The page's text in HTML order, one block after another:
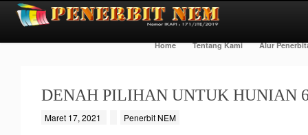
Home Tentang Kami Alur
DENAH PILIHAN UNTUK HUNIAN
Maret 17, 2021 Penerbit NEM